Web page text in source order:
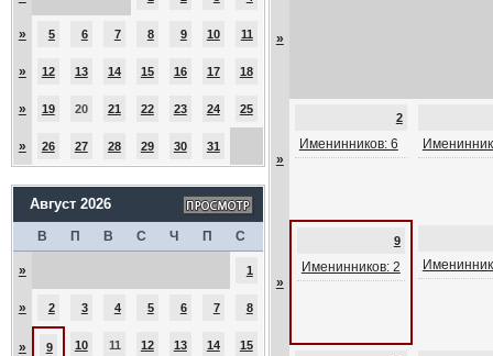
» 5 6 7 8 9 10 11
» 12 13 14 15 16 17 18
» 19 20 21 22 23 24 25
» 26 27 28 29 30 31
Август 2026
В П В С Ч П С
» 1
» 2 3 4 5 6 7 8
» 9 10 11 12 13 14 15
»
»
2
Именинников: 6
»
9
Именинников: 2